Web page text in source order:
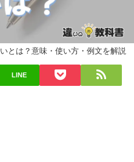
とは？意味・使い方・例文を解説
LINE